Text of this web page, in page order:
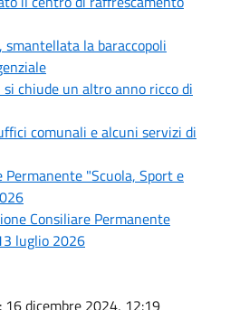
la baraccopoli
chiude un altro anno ricco di
comunali e alcuni servizi di
Permanente "Scuola, Sport e
Consiliare Permanente
luglio 2026
: 16 dicembre 2024, 12:19